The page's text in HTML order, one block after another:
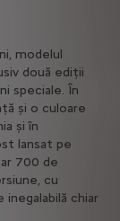
modelul
două ediții
speciale. În
și o culoare
și în
lansat pe
700 de
cu
chiar